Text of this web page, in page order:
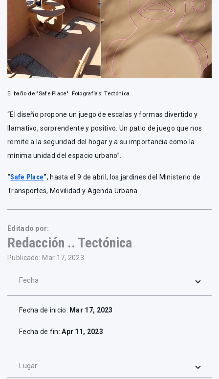
El baño de "Safe Place". Fotografías: Tectónica.
“El diseño propone un juego de escalas y formas divertido y
llamativo, sorprendente y positivo. Un patio de juego que nos
remite a la seguridad del hogar y a su importancia como la
mínima unidad del espacio urbano”.
“Safe Place”, hasta el 9 de abril, los jardines del Ministerio de
Transportes, Movilidad y Agenda Urbana
Editado por:
Redacción .. Tectónica
Publicado: Mar 17, 2023
Fecha
Fecha de inicio: Mar 17, 2023
Fecha de fin:Apr 11, 2023
Lugar